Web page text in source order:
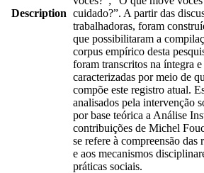
Description cuidado?”. A partir das
trabalhadoras, foram
que possibilitaram a
corpus empírico desta
foram transcritos na íntegra
caracterizadas por meio de
compõe este registro atual.
analisados pela intervenção
por base teórica a Análise
contribuições de Michel
se refere à compreensão das
e aos mecanismos
práticas sociais.